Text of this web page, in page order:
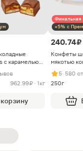
с карамелью
962.99 ₽ · 1кг
Финальная
+5% с
240.74 ₽
Конфеты
мякотью
5· 580
250г